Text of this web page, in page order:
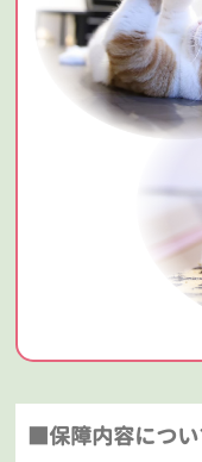
■保障内容につい